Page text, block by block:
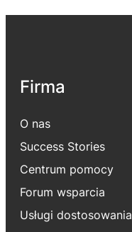
Firma
O nas
Success Stories
Centrum pomocy
Forum wsparcia
Usługi dostosowania